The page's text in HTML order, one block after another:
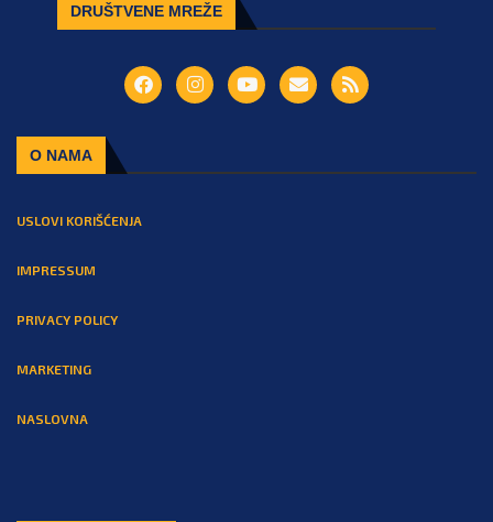
DRUŠTVENE MREŽE
O NAMA
USLOVI KORIŠĆENJA
IMPRESSUM
PRIVACY POLICY
MARKETING
NASLOVNA